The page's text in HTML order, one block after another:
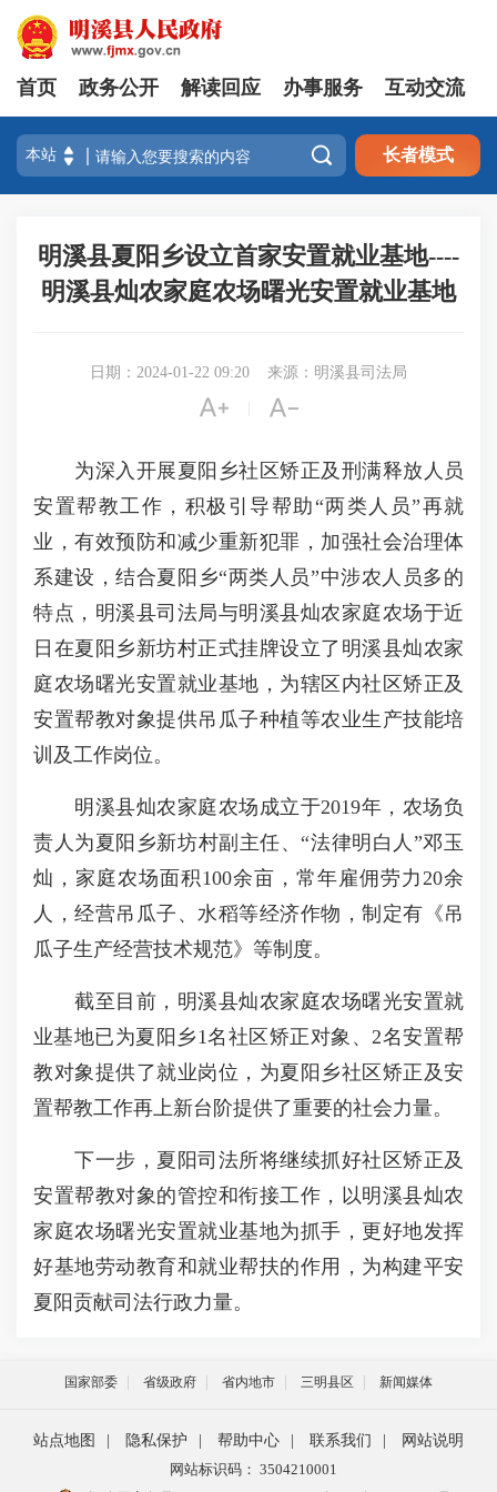
首页 政务公开 解读回应 办事服务 互动交流
 长者模式
明溪县夏阳乡设立首家安置就业基地----
明溪县灿农家庭农场曙光安置就业基地
日期：2024-01-22 09:20 来源：明溪县司法局
 
为深入开展夏阳乡社区矫正及刑满释放人员
安置帮教工作，积极引导帮助“两类人员”再就
业，有效预防和减少重新犯罪，加强社会治理体
系建设，结合夏阳乡“两类人员”中涉农人员多的
特点，明溪县司法局与明溪县灿农家庭农场于近
日在夏阳乡新坊村正式挂牌设立了明溪县灿农家
庭农场曙光安置就业基地，为辖区内社区矫正及
安置帮教对象提供吊瓜子种植等农业生产技能培
训及工作岗位。
明溪县灿农家庭农场成立于2019年，农场负
责人为夏阳乡新坊村副主任、“法律明白人”邓玉
灿，家庭农场面积100余亩，常年雇佣劳力20余
人，经营吊瓜子、水稻等经济作物，制定有《吊
瓜子生产经营技术规范》等制度。
截至目前，明溪县灿农家庭农场曙光安置就
业基地已为夏阳乡1名社区矫正对象、2名安置帮
教对象提供了就业岗位，为夏阳乡社区矫正及安
置帮教工作再上新台阶提供了重要的社会力量。
下一步，夏阳司法所将继续抓好社区矫正及
安置帮教对象的管控和衔接工作，以明溪县灿农
家庭农场曙光安置就业基地为抓手，更好地发挥
好基地劳动教育和就业帮扶的作用，为构建平安
夏阳贡献司法行政力量。
国家部委 省级政府 省内地市 三明县区 新闻媒体
站点地图 隐私保护 帮助中心 联系我们
网站说明
网站标识码： 3504210001